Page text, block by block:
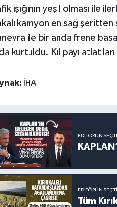
ışığının yeşil olması ile
kamyon en sağ
ile bir anda frene
kurtuldu. Kıl payı atlatılan
İHA
EDITÖRÜN
EDITÖRÜN
Tüm